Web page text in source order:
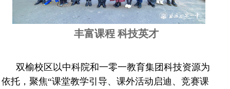
丰富课程 科技英才
双榆校区以中科院和一零一教育集团科技资源为
依托，聚焦“课堂教学引导、课外活动启迪、竞赛课